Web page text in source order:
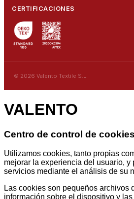
CERTIFICACIONES
© 2026 Valento Textile S.L.
VALENTO
Centro de control de cookies
Utilizamos cookies, tanto propias
mejorar la experiencia del usuario, y
servicios mediante el análisis de su
Las cookies son pequeños archivos
información sobre el dispositivo y